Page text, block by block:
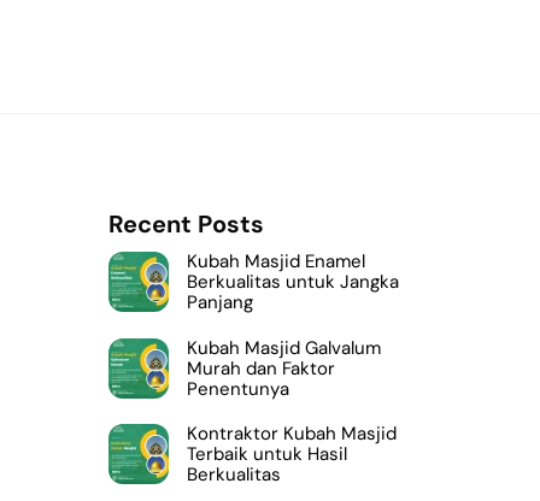
Recent Posts
Kubah Masjid Enamel
Berkualitas untuk Jangka
Panjang
Kubah Masjid Galvalum
Murah dan Faktor
Penentunya
Kontraktor Kubah Masjid
Terbaik untuk Hasil
Berkualitas